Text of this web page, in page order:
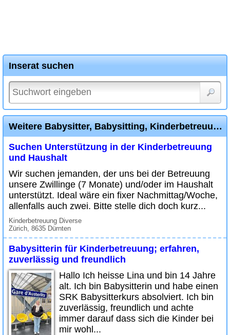
Inserat suchen
Weitere Babysitter, Babysitting, Kinderbetreuung Diverse Inserate
Suchen Unterstützung in der Kinderbetreuung
und Haushalt
Wir suchen jemanden, der uns bei der Betreuung
unsere Zwillinge (7 Monate) und/oder im Haushalt
unterstützt. Ideal wäre ein fixer Nachmittag/Woche,
allenfalls auch zwei. Bitte stelle dich doch kurz...
Kinderbetreuung Diverse
Zürich, 8635 Dürnten
Babysitterin für Kinderbetreuung; erfahren,
zuverlässig und freundlich
Hallo Ich heisse Lina und bin 14 Jahre
alt. Ich bin Babysitterin und habe einen
SRK Babysitterkurs absolviert. Ich bin
zuverlässig, freundlich und achte
immer darauf dass sich die Kinder bei
mir wohl...